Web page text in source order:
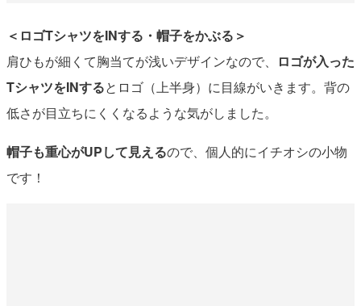
＜ロゴTシャツをINする・帽子をかぶる＞
肩ひもが細くて胸当てが浅いデザインなので、
ロゴが入った
TシャツをINするとロゴ（上半身）に目線がいきます。背の
低さが目立ちにくくなるような気がしました。
帽子も重心がUPして見えるので、個人的にイチオシの小物
です！